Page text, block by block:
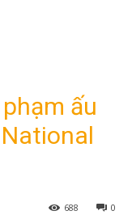
ấu
0
688